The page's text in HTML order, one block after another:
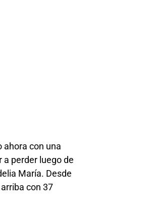
ahora con una
a perder luego de
María. Desde
con 37